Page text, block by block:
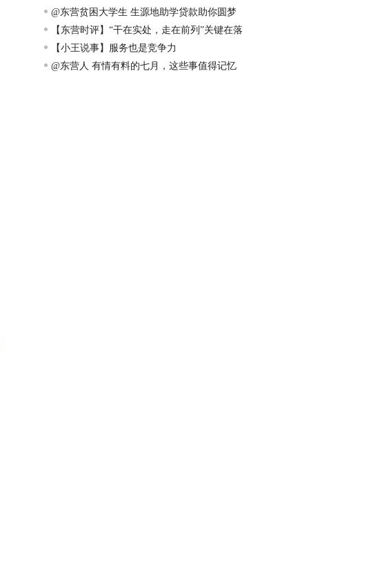
@东营贫困大学生 生源地助学贷款助你圆梦
大学
【东营时评】“干在实处，走在前列”关键在落
实
【小王说事】服务也是竞争力
@东营人 有情有料的七月，这些事值得记忆